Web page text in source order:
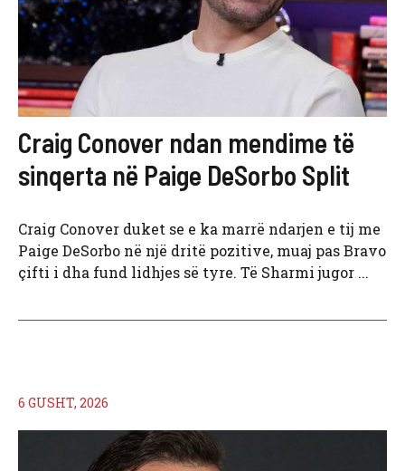
Craig Conover ndan mendime të
sinqerta në Paige DeSorbo Split
Craig Conover duket se e ka marrë ndarjen e tij me
Paige DeSorbo në një dritë pozitive, muaj pas Bravo
çifti i dha fund lidhjes së tyre. Të Sharmi jugor ...
6 GUSHT, 2026